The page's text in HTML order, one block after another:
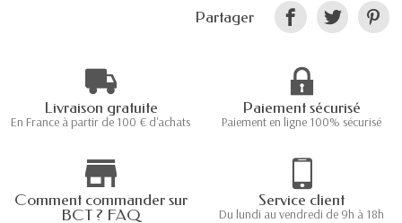
Partager
Livraison gratuite
En France à partir de 100 € d'achats
Paiement sécurisé
Paiement en ligne 100% sécurisé
Comment commander sur
BCT ? FAQ
Service client
Du lundi au vendredi de 9h à 18h